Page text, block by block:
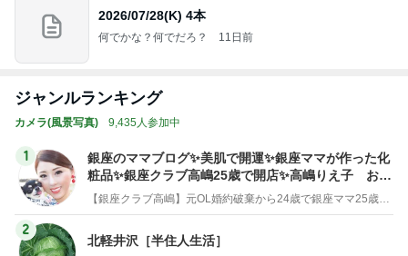
2026/07/28(K) 4本
何でかな？何でだろ？ 11日前
ジャンルランキング
カメラ(風景写真) 9,435人参加中
1
銀座のママブログ✨美肌で開運✨銀座ママが作った化
粧品✨銀座クラブ高嶋25歳で開店✨高嶋りえ子 お着
物でエルメス バーキン コーデ
【銀座クラブ高嶋】元OL婚約破棄から24歳で銀座ママ25歳でオーナーママ銀座 美肌で開運♡パワースポット巡り高嶋りえ子ブログ
2
北軽井沢［半住人生活］